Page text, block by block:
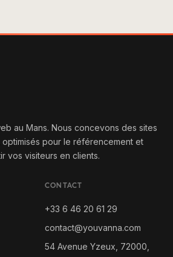
au Mans. Nous concevons des sites
pour le référencement et
vos visiteurs en clients.
CONTACT
+33 6 46 20 61 29
contact@youvanna.com
54 Avenue Yzeux, 72000,